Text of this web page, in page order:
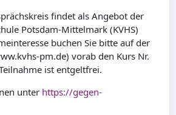
findet als Angebot der
Potsdam-Mittelmark (KVHS)
buchen Sie bitte auf der
pm.de) vorab den Kurs Nr.
ist entgeltfrei.
unter https://gegen-